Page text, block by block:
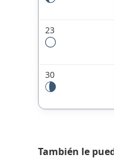
23
30
También le